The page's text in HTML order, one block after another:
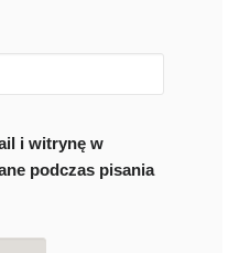
i witrynę w
podczas pisania